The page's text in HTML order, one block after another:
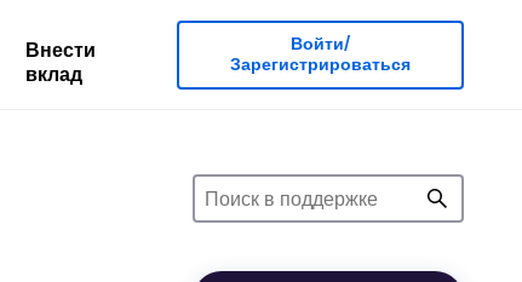
Внести
вклад
Войти/
Зарегистрироваться